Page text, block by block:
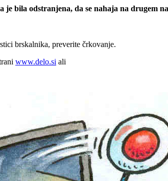
je bila odstranjena, da se nahaja na drugem
brskalnika, preverite črkovanje.
www.delo.si ali